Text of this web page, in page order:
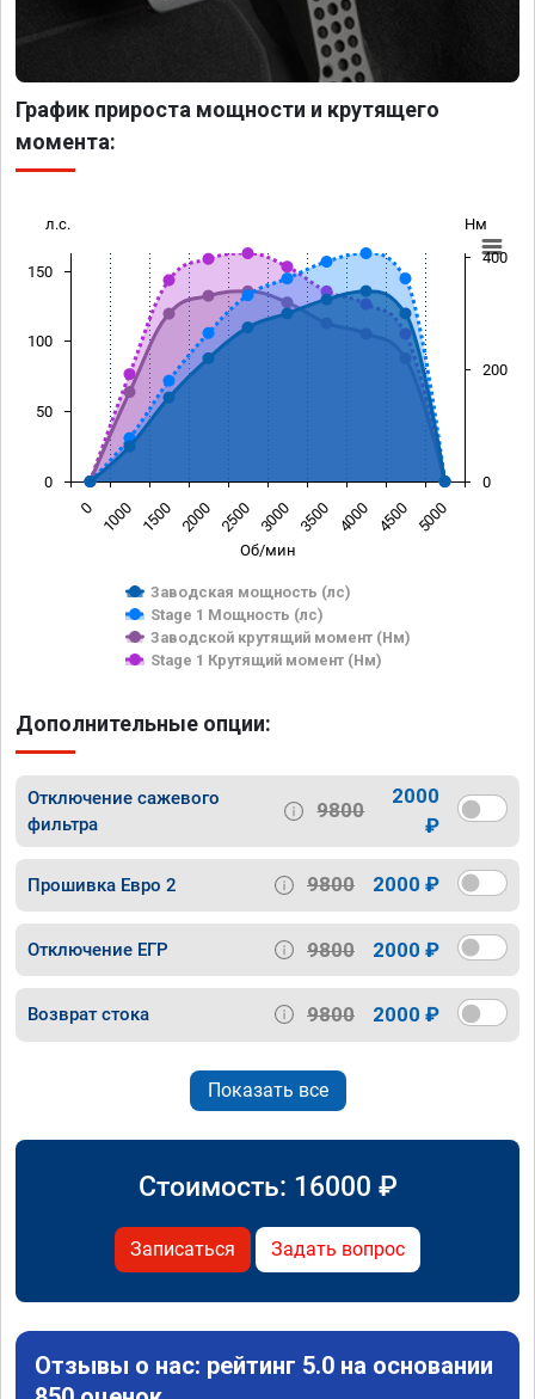
График прироста мощности и крутящего
момента:
Об/мин
л.с. Нм
Заводская мощность (лс)
Stage 1 Мощность (лс)
Заводской крутящий момент (Нм)
Stage 1 Крутящий момент (Нм)
0 1000 1500 2000 2500 3000 3500 4000 4500 5000
0
50
100
150
0
200
400
Дополнительные опции:
Отключение сажевого
фильтра
9800
2000
₽
Прошивка Евро 2 9800 2000 ₽
Отключение ЕГР 9800 2000 ₽
Возврат стока 9800 2000 ₽
Показать все
Стоимость: 16000 ₽
Записаться Задать вопрос
Отзывы о нас: рейтинг 5.0 на основании